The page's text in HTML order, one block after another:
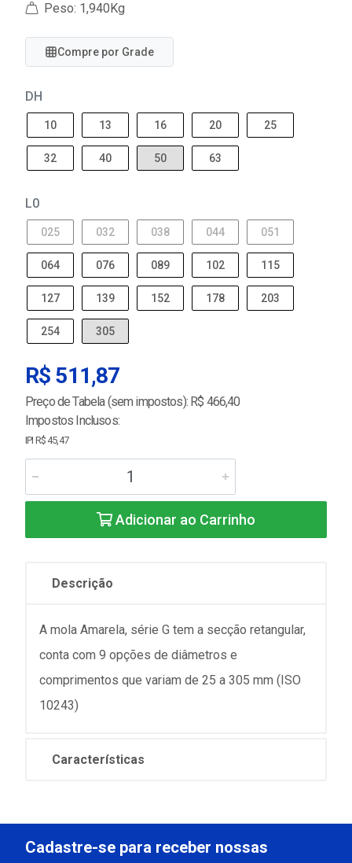
Peso: 1,940Kg
Compre por Grade
DH
10 13 16 20 25
32 40 50 63
L0
025 032 038 044 051
064 076 089 102 115
127 139 152 178 203
254 305
R$ 511,87
Preço de Tabela (sem impostos): R$ 466,40
Impostos Inclusos:
IPI R$ 45,47
Adicionar ao Carrinho
Descrição
A mola Amarela, série G tem a secção retangular,
conta com 9 opções de diâmetros e
comprimentos que variam de 25 a 305 mm (ISO
10243)
Características
Cadastre-se para receber nossas